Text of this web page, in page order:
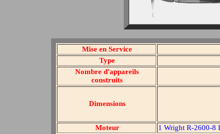
Mise en Service
Type
Nombre d'appareils
construits
Dimensions
Moteur
1 Wright R-2600-8